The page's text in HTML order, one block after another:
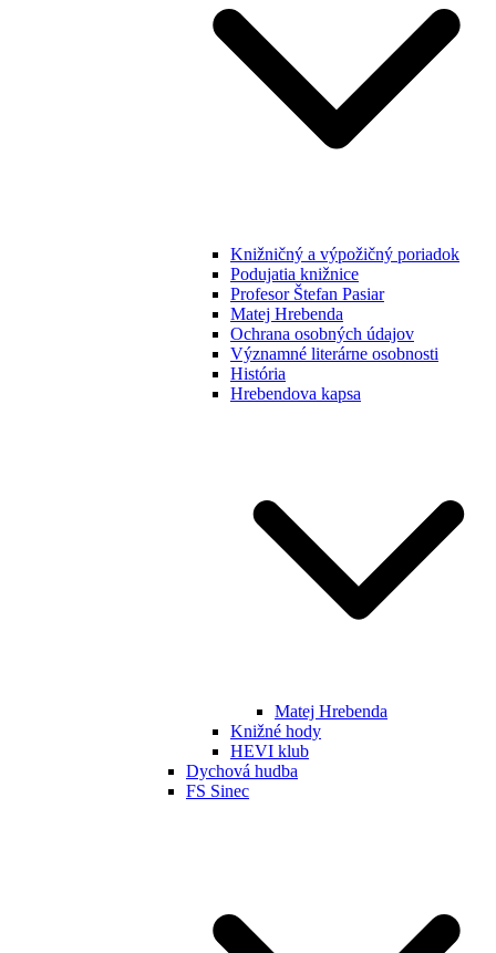
Knižničný a výpožičný poriadok
Podujatia knižnice
Profesor Štefan Pasiar
Matej Hrebenda
Ochrana osobných údajov
Významné literárne osobnosti
História
Hrebendova kapsa
Matej Hrebenda
Knižné hody
HEVI klub
Dychová hudba
FS Sinec